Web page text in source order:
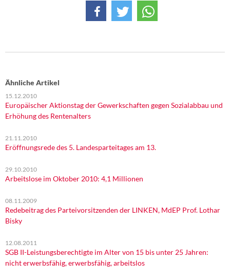
Ähnliche Artikel
15.12.2010
Europäischer Aktionstag der Gewerkschaften gegen Sozialabbau und
Erhöhung des Rentenalters
21.11.2010
Eröffnungsrede des 5. Landesparteitages am 13.
29.10.2010
Arbeitslose im Oktober 2010: 4,1 Millionen
08.11.2009
Redebeitrag des Parteivorsitzenden der LINKEN, MdEP Prof. Lothar
Bisky
12.08.2011
SGB II-Leistungsberechtigte im Alter von 15 bis unter 25 Jahren:
nicht erwerbsfähig, erwerbsfähig, arbeitslos